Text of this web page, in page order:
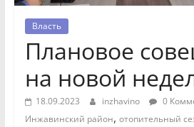
Власть
Плановое
на новой
18.09.2023 inzhavino
0
Инжавинский район, отопительный